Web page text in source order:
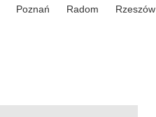
Poznań Radom Rzeszów